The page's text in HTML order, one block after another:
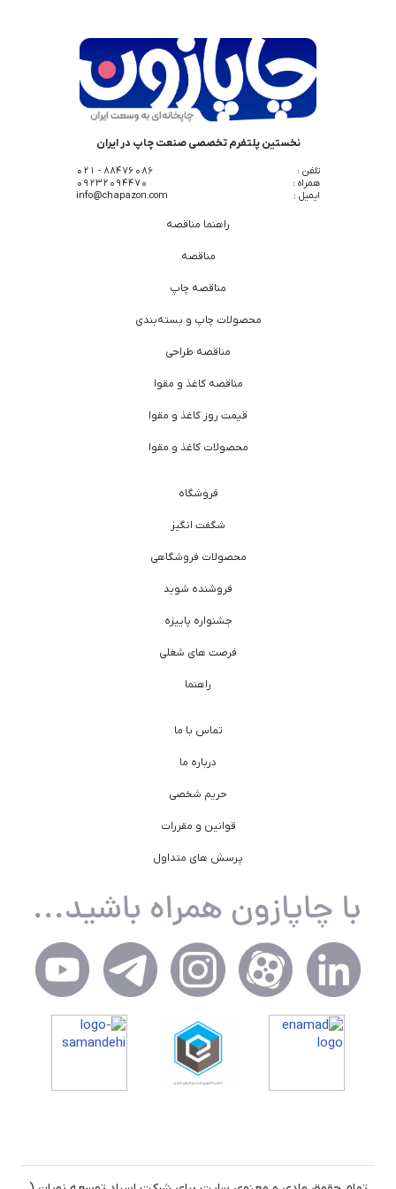
نخستین پلتفرم تخصصی صنعت چاپ در ایران
تلفن :
88476086 - 021
همراه :
09232094470
ایمیل :
info@chapazon.com
راهنما مناقصه
مناقصه
مناقصه چاپ
محصولات چاپ و بسته‌بندی
مناقصه طراحی
مناقصه کاغذ و مقوا
قیمت روز کاغذ و مقوا
محصولات کاغذ و مقوا
فروشگاه
شگفت انگیز
محصولات فروشگاهی
فروشنده شوید
جشنواره پاییزه
فرصت های شغلی
راهنما
تماس با ما
درباره ما
حریم شخصی
قوانین و مقررات
پرسش های متداول